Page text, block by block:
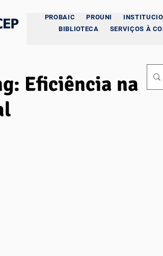
PROBAIC PROUNI
BIBLIOTECA
SERVIÇOS À
Eficiência na